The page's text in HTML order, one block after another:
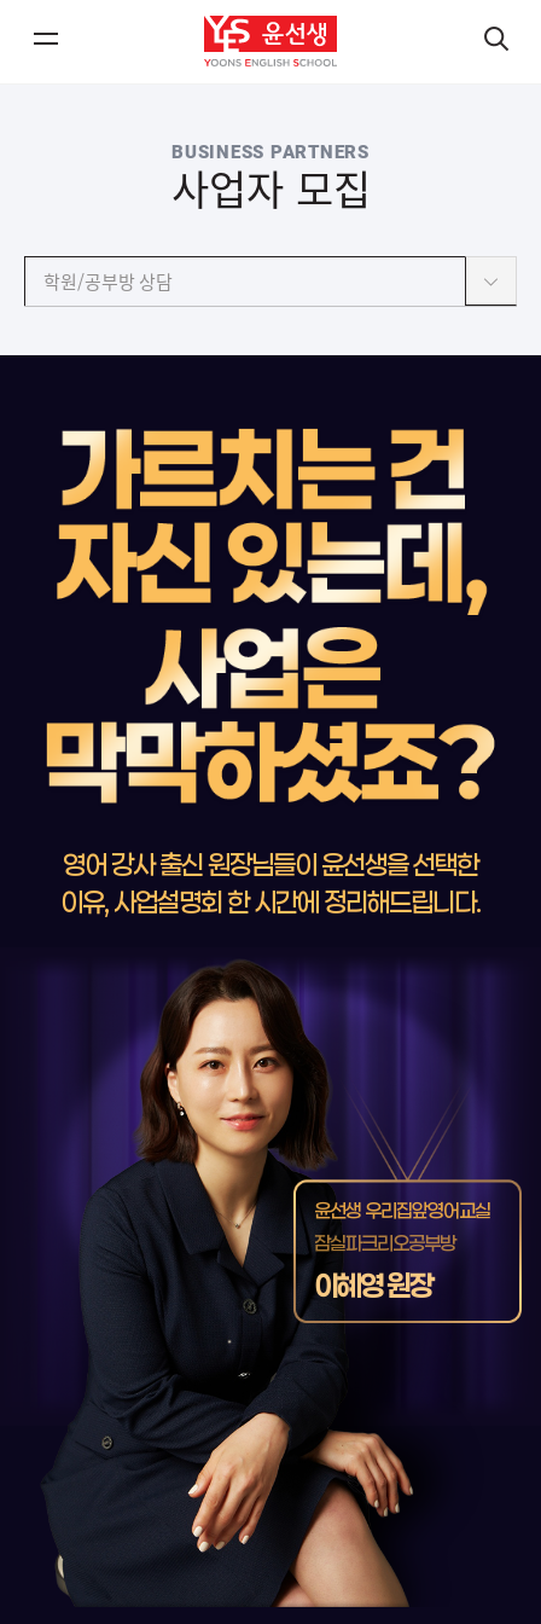
기
기
BUSINESS PARTNERS
사업자 모집
학원/공부방 상담
영어 강사 출신 원장님들이 윤선생을 선택한
이유,사업설명회 한 시간에 정리해드립니다.
윤선생 우리집앞영어교실
잠실파크리오공부방
이혜영 원장